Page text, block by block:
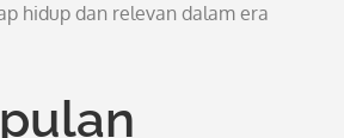
hidup dan relevan dalam era